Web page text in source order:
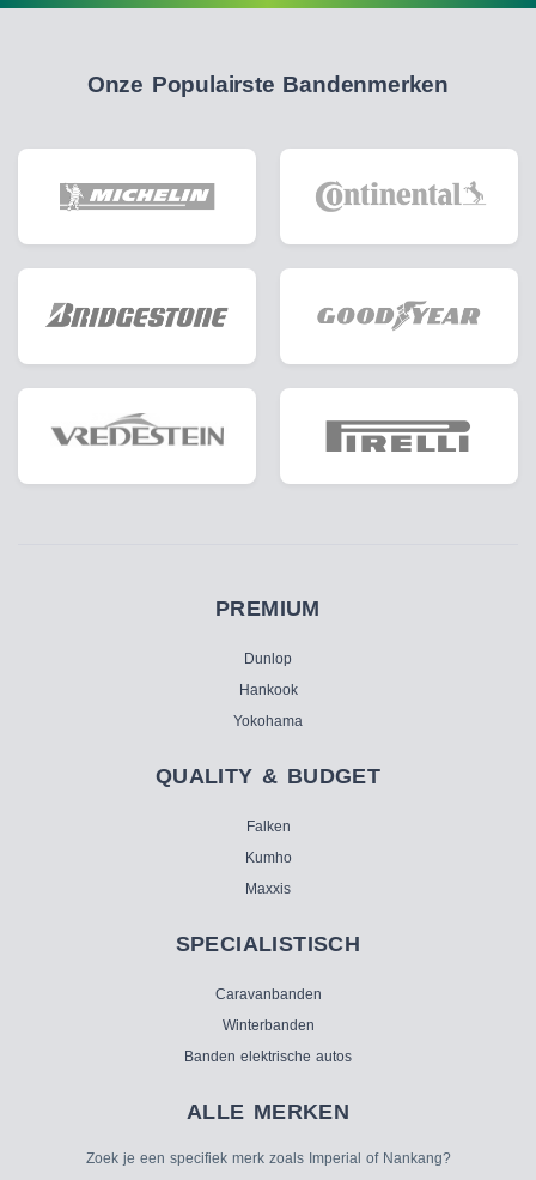
Onze Populairste Bandenmerken
PREMIUM
Dunlop
Hankook
Yokohama
QUALITY & BUDGET
Falken
Kumho
Maxxis
SPECIALISTISCH
Caravanbanden
Winterbanden
Banden elektrische autos
ALLE MERKEN
Zoek je een specifiek merk zoals Imperial of Nankang?